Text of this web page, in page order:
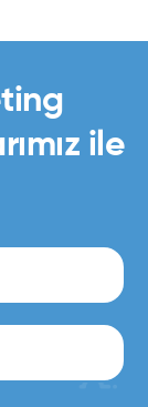
ile